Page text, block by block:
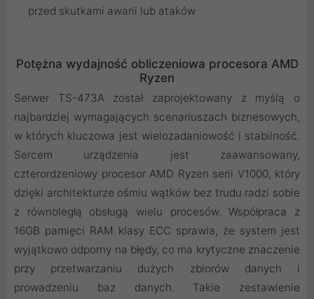
przed skutkami awarii lub ataków
Potężna wydajność obliczeniowa procesora AMD
Ryzen
Serwer TS-473A został zaprojektowany z myślą o
najbardziej wymagających scenariuszach biznesowych,
w których kluczowa jest wielozadaniowość i stabilność.
Sercem urządzenia jest zaawansowany,
czterordzeniowy procesor AMD Ryzen serii V1000, który
dzięki architekturze ośmiu wątków bez trudu radzi sobie
z równoległą obsługą wielu procesów. Współpraca z
16GB pamięci RAM klasy ECC sprawia, że system jest
wyjątkowo odporny na błędy, co ma krytyczne znaczenie
przy przetwarzaniu dużych zbiorów danych i
prowadzeniu baz danych. Takie zestawienie